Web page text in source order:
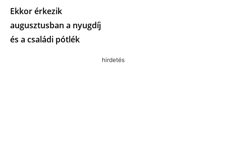
Ekkor érkezik
augusztusban a nyugdíj
és a családi pótlék
hirdetés